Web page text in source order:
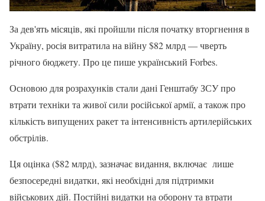
За дев'ять місяців, які пройшли після початку вторгнення в
Україну, росія витратила на війну $82 млрд — чверть
річного бюджету. Про це пише український Forbes.
Основою для розрахунків стали дані Генштабу ЗСУ про
втрати техніки та живої сили російської армії, а також про
кількість випущених ракет та інтенсивність артилерійських
обстрілів.
Ця оцінка ($82 млрд), зазначає видання, включає лише
безпосередні видатки, які необхідні для підтримки
військових дій. Постійні видатки на оборону та втрати